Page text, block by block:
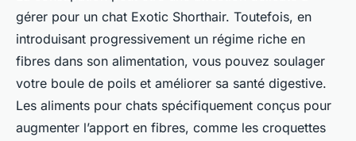
gérer pour un chat Exotic Shorthair. Toutefois, en
introduisant progressivement un régime riche en
fibres dans son alimentation, vous pouvez soulager
votre boule de poils et améliorer sa santé digestive.
Les aliments pour chats spécifiquement conçus pour
augmenter l’apport en fibres, comme les croquettes